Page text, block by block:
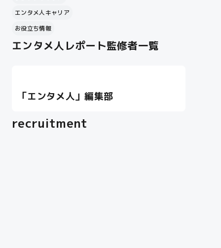
エンタメ人キャリア
お役立ち情報
エンタメ人レポート監修者一覧
「エンタメ⼈」編集部
recruitment